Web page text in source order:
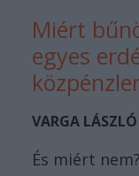
Miért
egyes
VARGA
És miért nem?